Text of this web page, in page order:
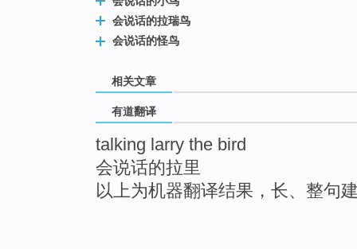
会说话的拉瑞鸟
会说话的怪鸟
相关文章
有道翻译
talking larry the bird
会说话的拉里
以上为机器翻译结果，长、整句